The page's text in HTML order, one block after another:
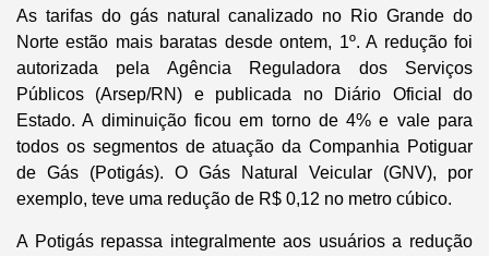
As tarifas do gás natural canalizado no Rio Grande do
Norte estão mais baratas desde ontem, 1º. A redução foi
autorizada pela Agência Reguladora dos Serviços
Públicos (Arsep/RN) e publicada no Diário Oficial do
Estado. A diminuição ficou em torno de 4% e vale para
todos os segmentos de atuação da Companhia Potiguar
de Gás (Potigás). O Gás Natural Veicular (GNV), por
exemplo, teve uma redução de R$ 0,12 no metro cúbico.
A Potigás repassa integralmente aos usuários a redução